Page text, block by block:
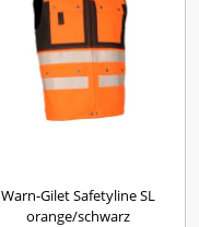
Warn-Gilet Safetyline SL
orange/schwarz